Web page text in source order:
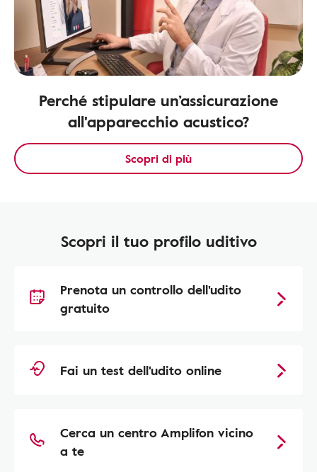
Perché stipulare un’assicurazione
all'apparecchio acustico?
Scopri di più
Scopri il tuo profilo uditivo
Prenota un controllo dell'udito
gratuito
Fai un test dell'udito online
Cerca un centro Amplifon vicino
a te